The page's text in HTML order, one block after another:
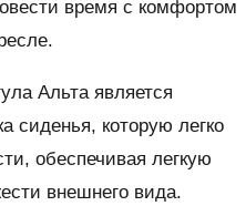
время с комфортом
Альта является
сиденья, которую легко
обеспечивая легкую
внешнего вида.